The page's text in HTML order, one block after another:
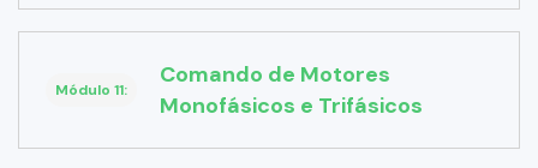
Módulo 11:
Comando de Motores
Monofásicos e Trifásicos